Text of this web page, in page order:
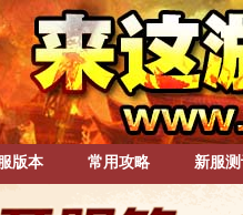
版本 常用攻略 新服